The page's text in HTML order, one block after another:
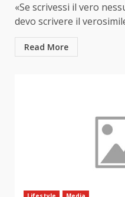
«Se scrivessi il vero
devo scrivere il
Read More